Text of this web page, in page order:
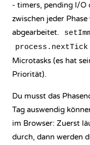
- timers, pending I/O
zwischen jeder
abgearbeitet.
process.nextTick
Microtasks (es hat
Priorität).
Du musst das
Tag auswendig
im Browser: Zuerst
durch, dann werden